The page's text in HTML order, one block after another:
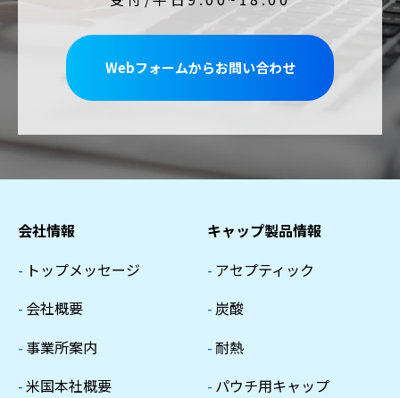
Webフォームからお問い合わせ
会社情報
- トップメッセージ
- 会社概要
- 事業所案内
-米国本社概要
キャップ製品情報
- アセプティック
- 炭酸
-耐熱
- パウチ用キャップ